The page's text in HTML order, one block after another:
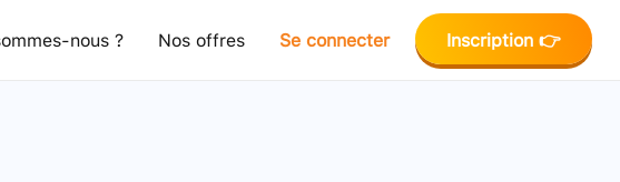
nous ? Nos offres Se connecter Inscription 👉